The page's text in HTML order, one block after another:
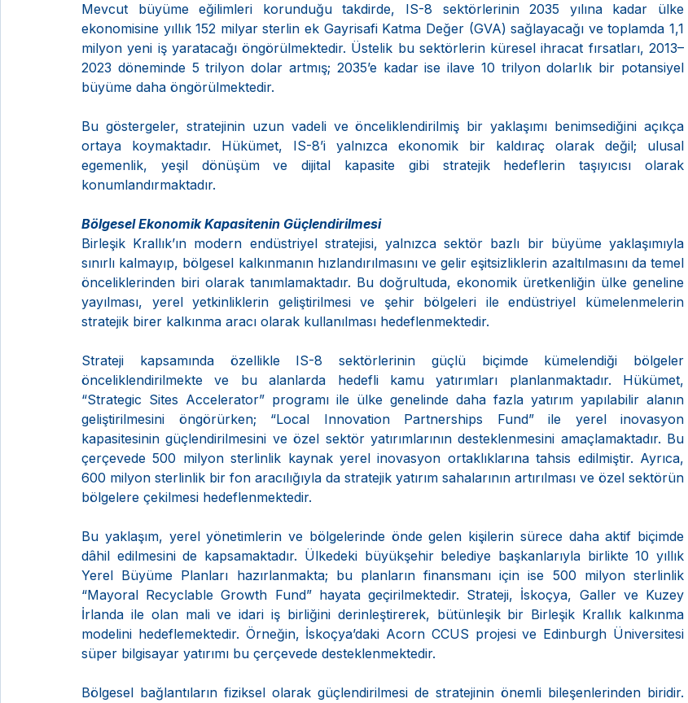
Mevcut büyüme eğilimleri korunduğu takdirde, IS-8 sektörlerinin 2035 yılına kadar ülke
ekonomisine yıllık 152 milyar sterlin ek Gayrisafi Katma Değer (GVA) sağlayacağı ve toplamda 1,1
milyon yeni iş yaratacağı öngörülmektedir. Üstelik bu sektörlerin küresel ihracat fırsatları, 2013–
2023 döneminde 5 trilyon dolar artmış; 2035’e kadar ise ilave 10 trilyon dolarlık bir potansiyel
büyüme daha öngörülmektedir.
Bu göstergeler, stratejinin uzun vadeli ve önceliklendirilmiş bir yaklaşımı benimsediğini açıkça
ortaya koymaktadır. Hükümet, IS-8’i yalnızca ekonomik bir kaldıraç olarak değil; ulusal
egemenlik, yeşil dönüşüm ve dijital kapasite gibi stratejik hedeflerin taşıyıcısı olarak
konumlandırmaktadır.
Bölgesel Ekonomik Kapasitenin Güçlendirilmesi
Birleşik Krallık’ın modern endüstriyel stratejisi, yalnızca sektör bazlı bir büyüme yaklaşımıyla
sınırlı kalmayıp, bölgesel kalkınmanın hızlandırılmasını ve gelir eşitsizliklerin azaltılmasını da temel
önceliklerinden biri olarak tanımlamaktadır. Bu doğrultuda, ekonomik üretkenliğin ülke geneline
yayılması, yerel yetkinliklerin geliştirilmesi ve şehir bölgeleri ile endüstriyel kümelenmelerin
stratejik birer kalkınma aracı olarak kullanılması hedeflenmektedir.
Strateji kapsamında özellikle IS-8 sektörlerinin güçlü biçimde kümelendiği bölgeler
önceliklendirilmekte ve bu alanlarda hedefli kamu yatırımları planlanmaktadır. Hükümet,
“Strategic Sites Accelerator” programı ile ülke genelinde daha fazla yatırım yapılabilir alanın
geliştirilmesini öngörürken; “Local Innovation Partnerships Fund” ile yerel inovasyon
kapasitesinin güçlendirilmesini ve özel sektör yatırımlarının desteklenmesini amaçlamaktadır. Bu
çerçevede 500 milyon sterlinlik kaynak yerel inovasyon ortaklıklarına tahsis edilmiştir. Ayrıca,
600 milyon sterlinlik bir fon aracılığıyla da stratejik yatırım sahalarının artırılması ve özel sektörün
bölgelere çekilmesi hedeflenmektedir.
Bu yaklaşım, yerel yönetimlerin ve bölgelerinde önde gelen kişilerin sürece daha aktif biçimde
dâhil edilmesini de kapsamaktadır. Ülkedeki büyükşehir belediye başkanlarıyla birlikte 10 yıllık
Yerel Büyüme Planları hazırlanmakta; bu planların finansmanı için ise 500 milyon sterlinlik
“Mayoral Recyclable Growth Fund” hayata geçirilmektedir. Strateji, İskoçya, Galler ve Kuzey
İrlanda ile olan mali ve idari iş birliğini derinleştirerek, bütünleşik bir Birleşik Krallık kalkınma
modelini hedeflemektedir. Örneğin, İskoçya’daki Acorn CCUS projesi ve Edinburgh Üniversitesi
süper bilgisayar yatırımı bu çerçevede desteklenmektedir.
Bölgesel bağlantıların fiziksel olarak güçlendirilmesi de stratejinin önemli bileşenlerinden biridir.